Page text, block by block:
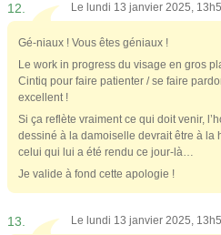
12. Le lundi 13 janvier 2025,
Gé-niaux ! Vous êtes géniaux !
Le work in progress du visage en gros
Cintiq pour faire patienter / se faire
excellent !
Si ça reflète vraiment ce qui doit venir,
dessiné à la damoiselle devrait être à la
celui qui lui a été rendu ce jour-là…
Je valide à fond cette apologie !
13. Le lundi 13 janvier 2025,